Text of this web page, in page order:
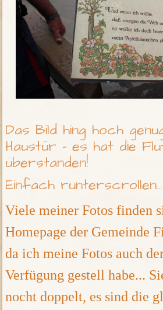
Das Bild hing hoch
Haustür - es hat die
überstanden!
Einfach runterscrollen...
Viele meiner Fotos finden
Homepage der Gemeinde
da ich meine Fotos auch
Verfügung gestell habe...
nocht doppelt, es sind die